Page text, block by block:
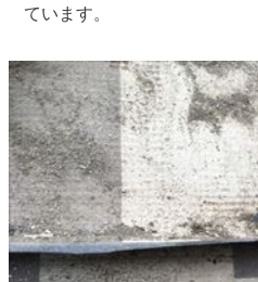
ています。